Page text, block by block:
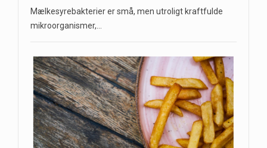
Mælkesyrebakterier er små, men utroligt kraftfulde
mikroorganismer,…